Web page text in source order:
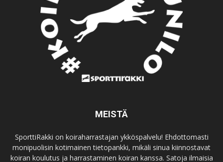
MEISTÄ
SporttiRakki on koiraharrastajan ykköspalvelu! Ehdottomasti
monipuolisin kotimainen tietopankki, mikäli sinua kiinnostavat
koiran koulutus ja harrastaminen koiran kanssa. Satoja ilmaisia